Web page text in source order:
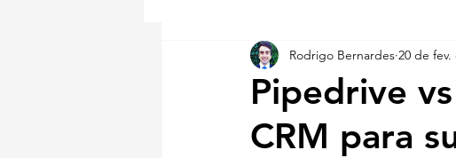
Dropshipping E-commerce
Pipedrive
CRM para
Rodrigo Bernardes 20 de fev.